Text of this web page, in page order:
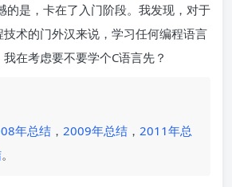
的是，卡在了入门阶段。我发现，对于
术的门外汉来说，学习任何编程语言
在考虑要不要学个C语言先？
年总结 ， 2009年总结 ， 2011年总
。